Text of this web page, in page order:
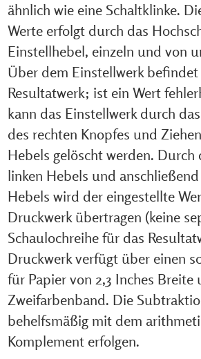
ähnlich wie eine Schaltklinke.
Werte erfolgt durch das
Einstellhebel, einzeln und von
Über dem Einstellwerk befindet
Resultatwerk; ist ein Wert
kann das Einstellwerk durch
des rechten Knopfes und
Hebels gelöscht werden. Durch
linken Hebels und
Hebels wird der eingestellte
Druckwerk übertragen (keine
Schaulochreihe für das
Druckwerk verfügt über einen
für Papier von 2,3 Inches Breite
Zweifarbenband. Die
behelfsmäßig mit dem
Komplement erfolgen.